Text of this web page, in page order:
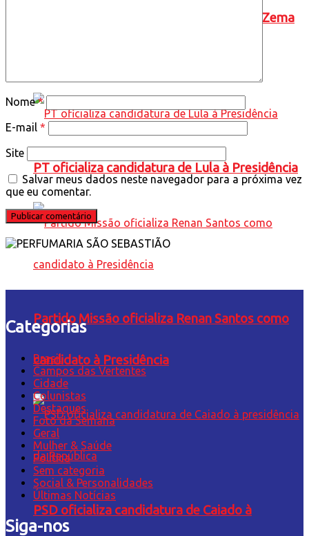
Novo oficializa a candidatura de Romeu Zema
PT oficializa candidatura de Lula à Presidência
Partido Missão oficializa Renan Santos como
candidato à Presidência
PSD oficializa candidatura de Caiado à
Nome*
E-mail *
Site
Salvar meus dados neste navegador para a próxima vez
que eu comentar.
Categorias
Brasil
Campos das Vertentes
Cidade
Colunistas
Destaques
Foto da Semana
Geral
Mulher & Saúde
Política
Sem categoria
Social & Personalidades
Últimas Notícias
Siga-nos